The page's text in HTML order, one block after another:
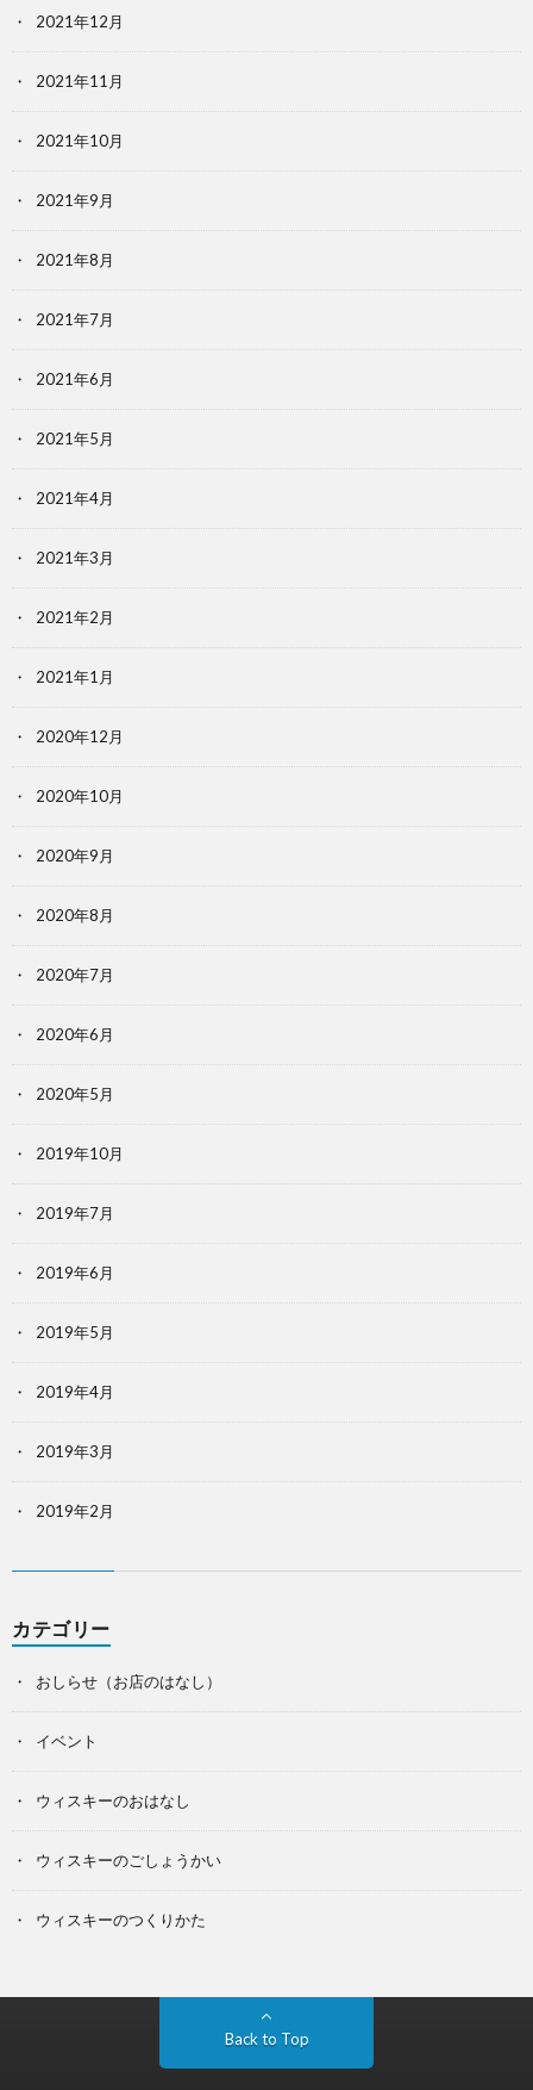
2021年12月
2021年11月
2021年10月
2021年9月
2021年8月
2021年7月
2021年6月
2021年5月
2021年4月
2021年3月
2021年2月
2021年1月
2020年12月
2020年10月
2020年9月
2020年8月
2020年7月
2020年6月
2020年5月
2019年10月
2019年7月
2019年6月
2019年5月
2019年4月
2019年3月
2019年2月
カテゴリー
おしらせ（お店のはなし）
イベント
ウィスキーのおはなし
ウィスキーのごしょうかい
ウィスキーのつくりかた
Back to Top